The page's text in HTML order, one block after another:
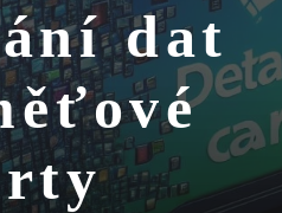
dat